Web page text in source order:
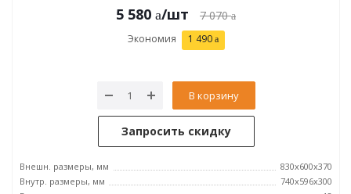
5 580 /шт 7 070
Экономия 1 490
В корзину
Запросить скидку
Внешн. размеры, мм
830x600x370
Внутр. размеры, мм
740х596х300